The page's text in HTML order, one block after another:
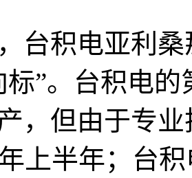
积电亚利桑
标”。台积电
，但由于专
上半年；台